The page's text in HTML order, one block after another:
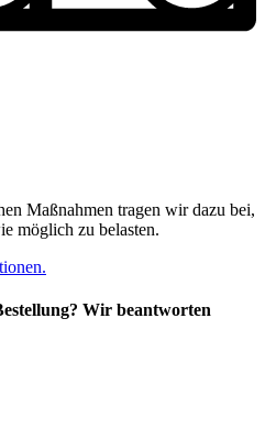
Maßnahmen tragen wir dazu bei,
möglich zu belasten.
Wir beantworten